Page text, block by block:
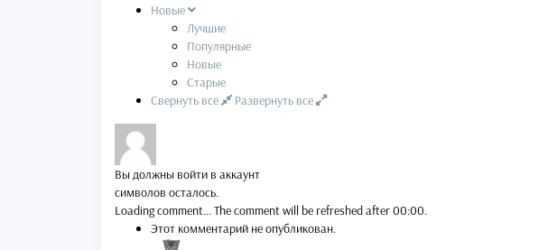
Новые
Лучшие
Популярные
Новые
Старые
Свернуть все
Развернуть все
Вы должны войти в аккаунт
символов осталось.
Loading comment...The comment will be refreshed after00:00.
Этот комментарий не опубликован.